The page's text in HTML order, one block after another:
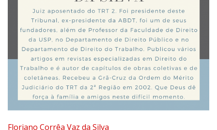
Floriano Corrêa Vaz da Silva